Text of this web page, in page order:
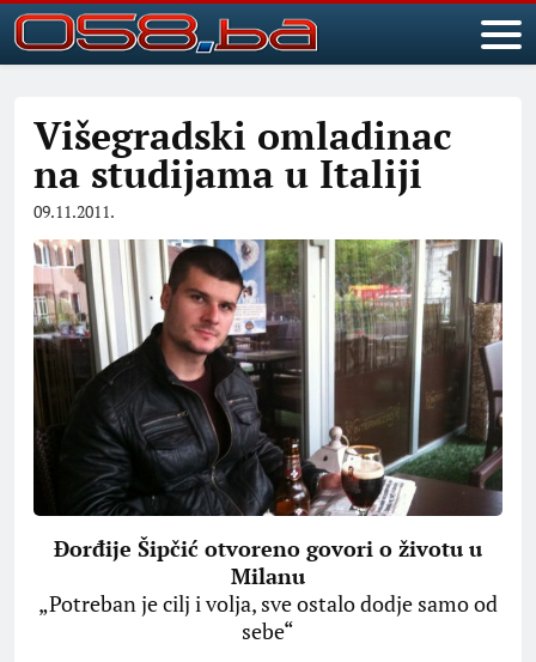
Višegradski omladinac
na studijama u Italiji
09.11.2011.
Đorđije Šipčić otvoreno govori o životu u
Milanu
„Potreban je cilj i volja, sve ostalo dodje samo od
sebe“